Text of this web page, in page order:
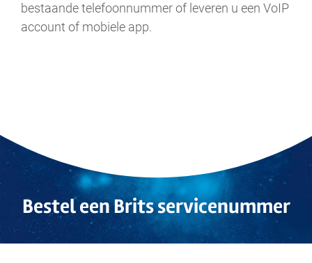
bestaande telefoonnummer of leveren u een VoIP
account of mobiele app.
Bestel een Brits servicenummer